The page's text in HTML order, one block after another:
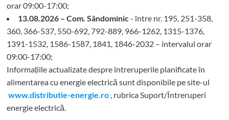
orar 09:00-17:00;
13.08.2026 – Com. Sândominic- între nr. 195, 251-358,
360, 366-537, 550-692, 792-889, 966-1262, 1315-1376,
1391-1532, 1586-1587, 1841, 1846-2032 – intervalul orar
09:00-17:00;
Informațiile actualizate despre întreruperile planificate în
alimentarea cu energie electrică sunt disponibile pe site-ul
www.distributie-energie.ro , rubrica Suport/Întreruperi
energie electrică.